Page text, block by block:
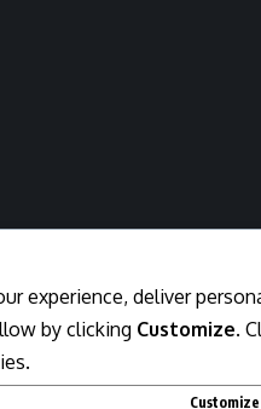
experience, deliver
by clicking Customize.
Customize